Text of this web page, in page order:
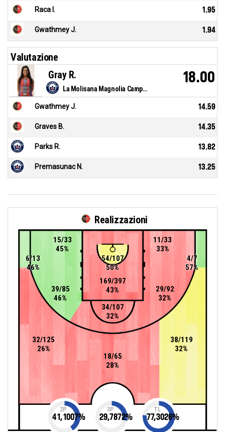
Raca I. 1.95
Gwathmey J. 1.94
Valutazione
La Molisana Magnolia Campobasso
Gray R. 18.00
Gwathmey J. 14.59
Graves B. 14.35
Parks R. 13.82
Premasunac N. 13.25
Realizzazioni
34/107
32%
39/85
46%
15/33
45%
29/92
32%
11/33
33%
169/397
43%
54/107
50%
18/65
28%
32/125
26%
6/13
46%
38/119
32%
4/7
57%
2P
41,1007%
3P
29,7872%
TL
77,3026%